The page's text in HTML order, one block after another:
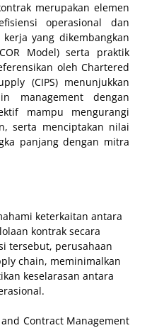
merupakan elemen
operasional dan
yang dikembangkan
Model) serta praktik
oleh Chartered
(CIPS) menunjukkan
management dengan
mampu mengurangi
serta menciptakan nilai
panjang dengan mitra
keterkaitan antara
kontrak secara
tersebut, perusahaan
chain, meminimalkan
keselarasan antara
Contract Management